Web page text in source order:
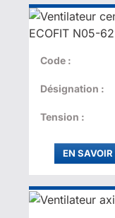
Code :
Désignation :
Tension :
EN SAVOIR